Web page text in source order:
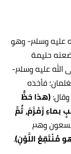
عليه وسلم- وهو
حليمة
عليه وسلم-
فأخذه
(هذا حَظُّ
زَمْزَمَ، ثُمَّ
يسعون وهم
مُنْتَقِعُ اللَّوْنِ).